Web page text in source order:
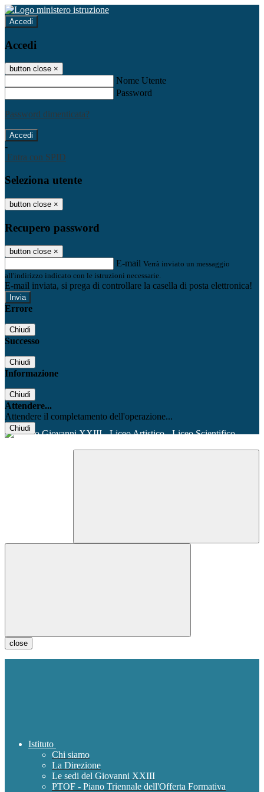
Accedi
Accedi
button close ×
Nome Utente
Password
Password dimenticata?
-
Entra con SPID
Seleziona utente
button close ×
Recupero password
button close ×
E-mail Verrà inviato un messaggio
all'indirizzo indicato con le istruzioni necessarie.
E-mail inviata, si prega di controllare la casella di posta elettronica!
Errore
Chiudi
Successo
Chiudi
Informazione
Chiudi
Attendere...
Attendere il completamento dell'operazione...
Chiudi
close
Istituto
Chi siamo
La Direzione
Le sedi del Giovanni XXIII
PTOF - Piano Triennale dell'Offerta Formativa